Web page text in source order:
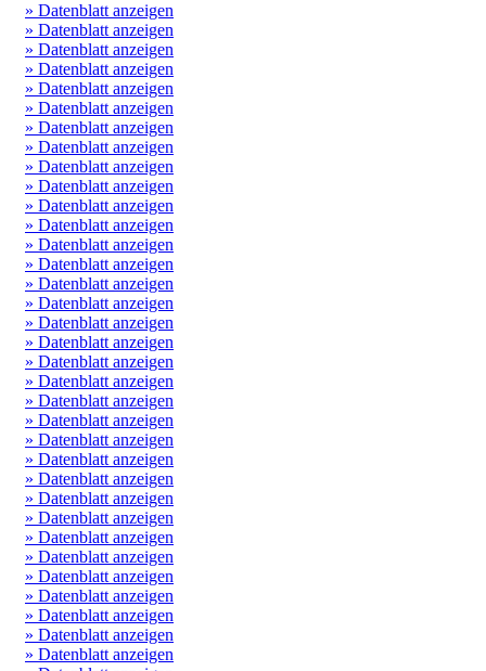
» Datenblatt anzeigen
» Datenblatt anzeigen
» Datenblatt anzeigen
» Datenblatt anzeigen
» Datenblatt anzeigen
» Datenblatt anzeigen
» Datenblatt anzeigen
» Datenblatt anzeigen
» Datenblatt anzeigen
» Datenblatt anzeigen
» Datenblatt anzeigen
» Datenblatt anzeigen
» Datenblatt anzeigen
» Datenblatt anzeigen
» Datenblatt anzeigen
» Datenblatt anzeigen
» Datenblatt anzeigen
» Datenblatt anzeigen
» Datenblatt anzeigen
» Datenblatt anzeigen
» Datenblatt anzeigen
» Datenblatt anzeigen
» Datenblatt anzeigen
» Datenblatt anzeigen
» Datenblatt anzeigen
» Datenblatt anzeigen
» Datenblatt anzeigen
» Datenblatt anzeigen
» Datenblatt anzeigen
» Datenblatt anzeigen
» Datenblatt anzeigen
» Datenblatt anzeigen
» Datenblatt anzeigen
» Datenblatt anzeigen